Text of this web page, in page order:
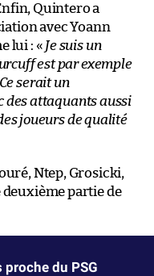
Quintero a
avec Yoann
lui : « Je suis un
est par exemple
serait un
des attaquants aussi
joueurs de qualité
Ntep, Grosicki,
partie de
du PSG